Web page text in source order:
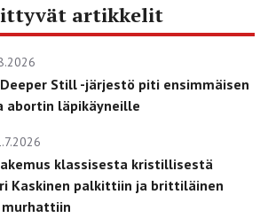
artikkelit
Still -järjestö piti ensimmäisen
abortin läpikäyneille
klassisesta kristillisestä
Kaskinen palkittiin ja brittiläinen